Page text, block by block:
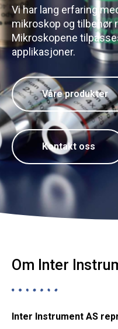
Vi har lang erfaring
mikroskop og tilbehør
Mikroskopene
applikasjoner.
Våre produkter
Kontakt oss
Om Inter
Inter Instrument AS